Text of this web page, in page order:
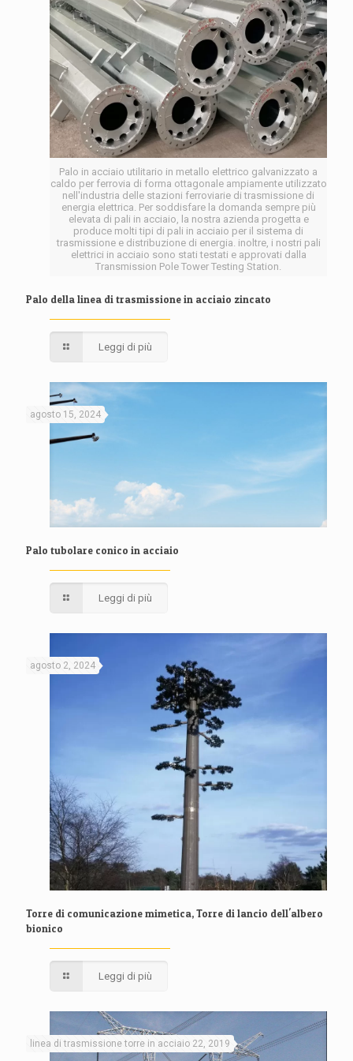
Palo in acciaio utilitario in metallo elettrico galvanizzato a
caldo per ferrovia di forma ottagonale ampiamente utilizzato
nell'industria delle stazioni ferroviarie di trasmissione di
energia elettrica. Per soddisfare la domanda sempre più
elevata di pali in acciaio, la nostra azienda progetta e
produce molti tipi di pali in acciaio per il sistema di
trasmissione e distribuzione di energia. inoltre, i nostri pali
elettrici in acciaio sono stati testati e approvati dalla
Transmission Pole Tower Testing Station.
Palo della linea di trasmissione in acciaio zincato
Leggi di più
agosto 15, 2024
Palo tubolare conico in acciaio
Leggi di più
agosto 2, 2024
Torre di comunicazione mimetica, Torre di lancio dell'albero
bionico
Leggi di più
linea di trasmissione torre in acciaio 22, 2019